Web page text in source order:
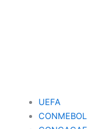
UEFA
CONMEBOL